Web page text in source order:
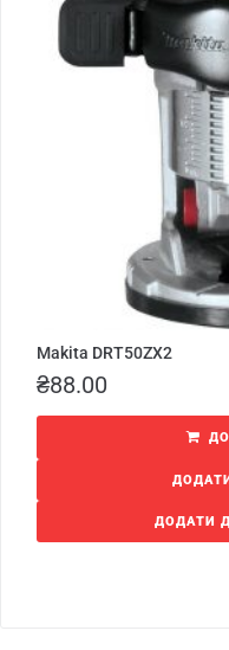
Makita DRT50ZX2
₴88.00
ДОДАТИ